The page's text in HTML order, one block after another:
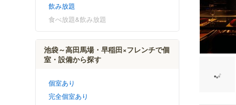
飲み放題
食べ放題&飲み放題
池袋～高田馬場・早稲田×フレンチで個
室・設備から探す
個室あり
完全個室あり